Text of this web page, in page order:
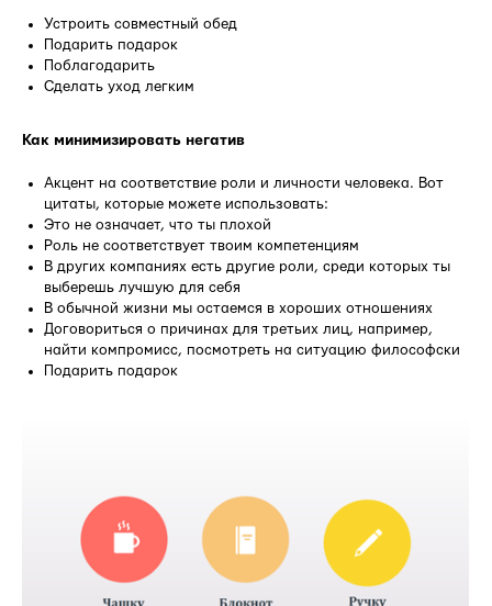
Устроить совместный обед
Подарить подарок
Поблагодарить
Сделать уход легким
Как минимизировать негатив
Акцент на соответствие роли и личности человека. Вот
цитаты, которые можете использовать:
Это не означает, что ты плохой
Роль не соответствует твоим компетенциям
В других компаниях есть другие роли, среди которых ты
выберешь лучшую для себя
В обычной жизни мы остаемся в хороших отношениях
Договориться о причинах для третьих лиц, например,
найти компромисс, посмотреть на ситуацию философски
Подарить подарок